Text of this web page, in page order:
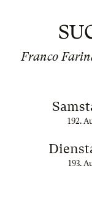
Franco
192.
193.